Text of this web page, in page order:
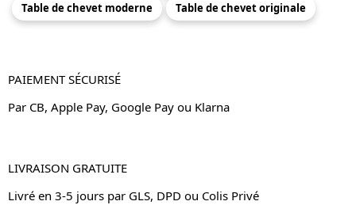
Table de chevet moderne
Table de chevet originale
PAIEMENT SÉCURISÉ
Par CB, Apple Pay, Google Pay ou Klarna
LIVRAISON GRATUITE
Livré en 3-5 jours par GLS, DPD ou Colis Privé